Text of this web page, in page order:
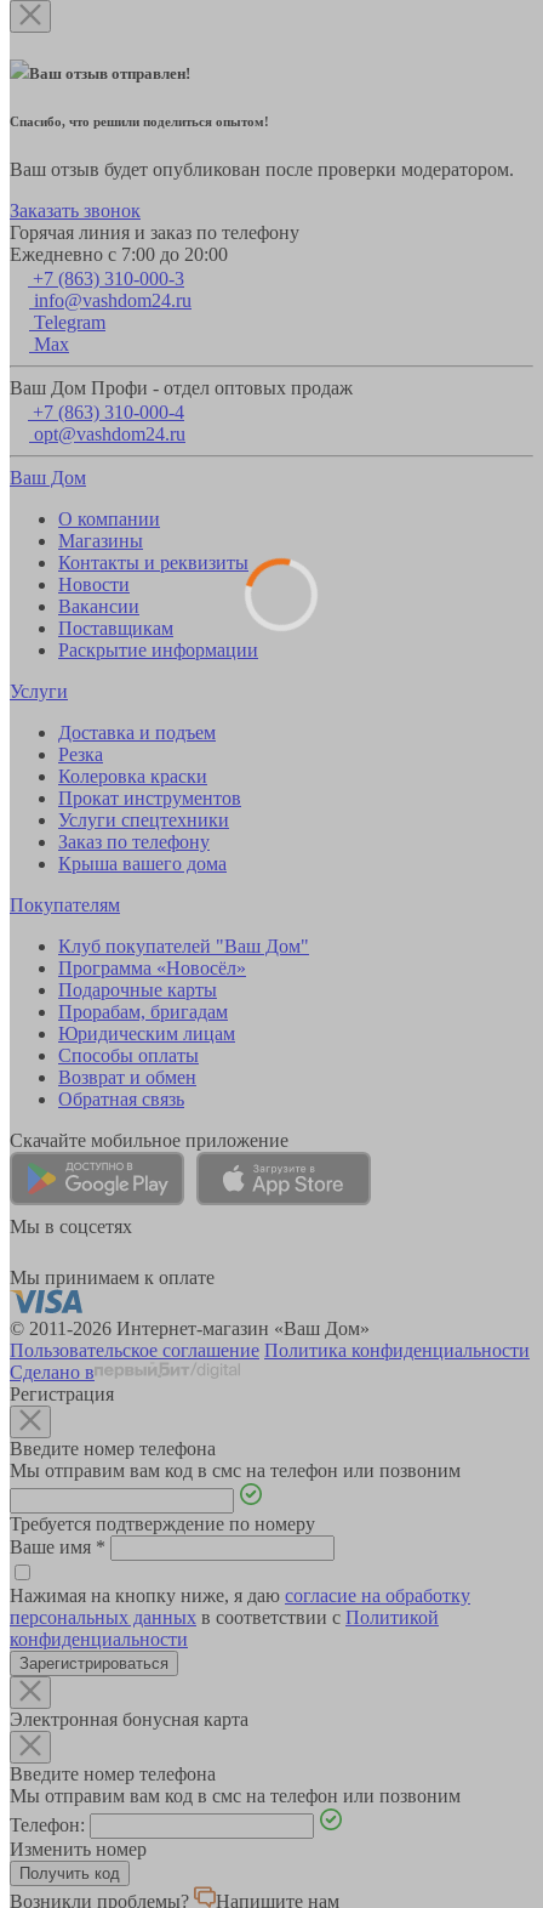
Ваш отзыв отправлен!
Спасибо, что решили поделиться опытом!
Ваш отзыв будет опубликован после проверки модератором.
Заказать звонок
Горячая линия и заказ по телефону
Ежедневно с 7:00 до 20:00
+7 (863) 310-000-3
info@vashdom24.ru
Telegram
Max
Ваш Дом Профи - отдел оптовых продаж
+7 (863) 310-000-4
opt@vashdom24.ru
Ваш Дом
О компании
Магазины
Контакты и реквизиты
Новости
Вакансии
Поставщикам
Раскрытие информации
Услуги
Доставка и подъем
Резка
Колеровка краски
Прокат инструментов
Услуги спецтехники
Заказ по телефону
Крыша вашего дома
Покупателям
Клуб покупателей "Ваш Дом"
Программа «Новосёл»
Подарочные карты
Прорабам, бригадам
Юридическим лицам
Способы оплаты
Возврат и обмен
Обратная связь
Скачайте мобильное приложение
Мы в соцсетях
Мы принимаем к оплате
© 2011-2026 Интернет-магазин «Ваш Дом»
Пользовательское соглашение Политика конфиденциальности
Сделано в
Регистрация
Введите номер телефона
Мы отправим вам код в смс на телефон или позвоним
Требуется подтверждение по номеру
Ваше имя *
Нажимая на кнопку ниже, я даю согласие на обработку
персональных данных в соответствии с Политикой
конфиденциальности
Зарегистрироваться
Электронная бонусная карта
Введите номер телефона
Мы отправим вам код в смс на телефон или позвоним
Телефон:
Изменить номер
Возникли проблемы? Напишите нам